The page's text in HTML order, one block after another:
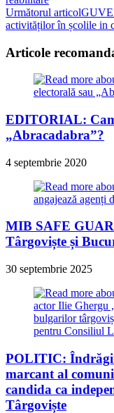
more
articles
Următorul articol
activităților în școlile in
Articole
EDITORIAL:
„Abracadabra”?
4 septembrie 2020
MIB SAFE
Târgoviște și
30 septembrie 2025
POLITIC:
marcant al
candida ca
Târgoviște